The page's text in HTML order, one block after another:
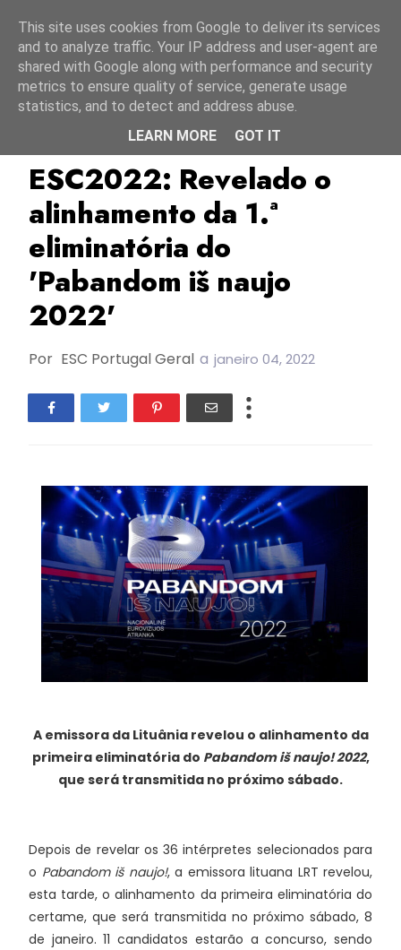
Lituânia LRT
ESC2022: Revelado o
alinhamento da 1.ª
eliminatória do
'Pabandom iš naujo
2022'
Por ESC Portugal Geral a janeiro 04, 2022
A emissora da Lituânia revelou o alinhamento da
primeira eliminatória do Pabandom iš naujo! 2022,
que será transmitida no próximo sábado.
Depois de revelar os 36 intérpretes selecionados para
o Pabandom iš naujo!, a emissora lituana LRT revelou,
esta tarde, o alinhamento da primeira eliminatória do
certame, que será transmitida no próximo sábado, 8
de janeiro. 11 candidatos estarão a concurso, sendo
This site uses cookies from Google to deliver its services
and to analyze traffic. Your IP address and user-agent are
shared with Google along with performance and security
metrics to ensure quality of service, generate usage
statistics, and to detect and address abuse.
LEARN MORE
GOT IT